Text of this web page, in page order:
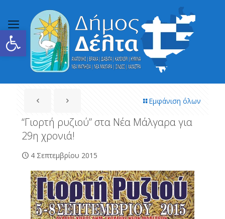
Ανοίξτε τη γραμμή εργαλείων
Εμφάνιση όλων
“Γιορτή ρυζιού” στα Νέα Μάλγαρα για
29η χρονιά!
4 Σεπτεμβρίου 2015